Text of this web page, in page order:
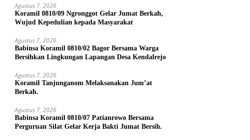
Agustus 7, 2026
Koramil 0810/09 Ngronggot Gelar Jumat Berkah,
Wujud Kepedulian kepada Masyarakat
Agustus 7, 2026
Babinsa Koramil 0810/02 Bagor Bersama Warga
Bersihkan Lingkungan Lapangan Desa Kendalrejo
Agustus 7, 2026
Koramil Tanjunganom Melaksanakan Jum’at
Berkah.
Agustus 7, 2026
Babinsa Koramil 0810/07 Patianrowo Bersama
Perguruan Silat Gelar Kerja Bakti Jumat Bersih.